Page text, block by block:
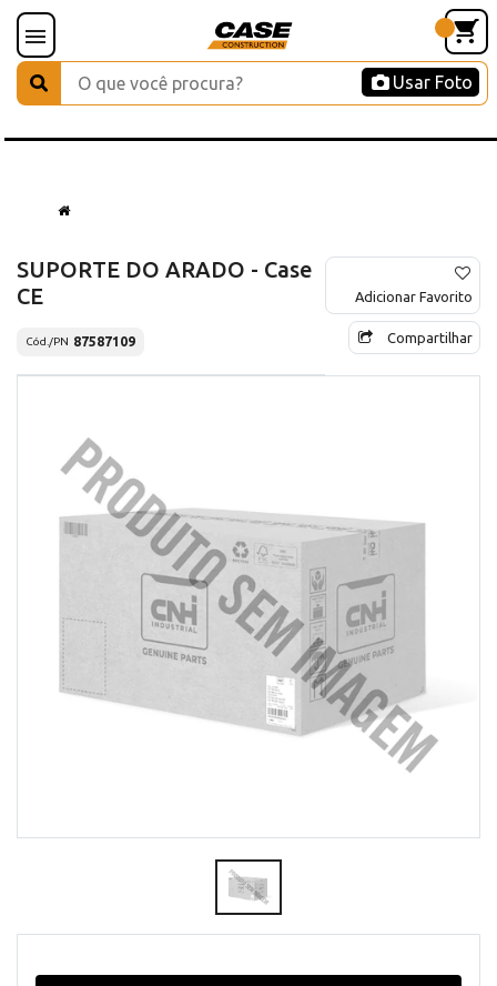
Usar Foto
SUPORTE DO ARADO - Case
CE
Cód./PN 87587109
Adicionar Favorito
Compartilhar